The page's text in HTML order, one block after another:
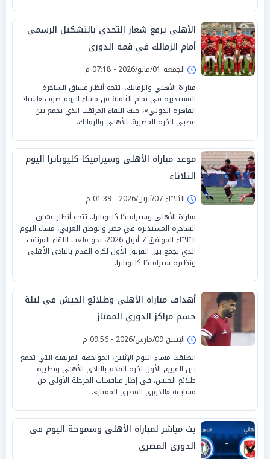
الأهلي يرفع شعار التحدي بالتشكيل الرسمي
أمام الزمالك في قمة الدوري
الجمعة 01/مايو/2026 - 07:18 م
مباراة الأهلي والزمالك.. تتجه أنظار عشاق الساحرة
المستديرة في تمام الثامنة من مساء اليوم صوب «استاد
القاهرة الدولي»، حيث اللقاء المرتقب الذي يجمع بين
قطبي الكرة المصرية، الأهلي والزمالك.
موعد مباراة الأهلي وسيراميكا كليوباترا اليوم
الثلاثاء
الثلاثاء 07/أبريل/2026 - 01:39 م
مباراة الأهلي وسيراميكا كليوباترا.. تتجه أنظار عشاق
الساحرة المستديرة في مصر والوطن العربي، مساء اليوم
الثلاثاء الموافق 7 أبريل 2026، نحو ملعب اللقاء المرتقب
الذي يجمع بين الفريق الأول لكرة القدم بالنادي الأهلي
ونظيره سيراميكا كليوباترا.
أهداف مباراة الأهلي وطلائع الجيش في ليلة
حسم مراكز الدوري الممتاز
الإثنين 09/مارس/2026 - 09:56 م
انطلقت مساء اليوم الإثنين، المواجهة المرتقبة التي تجمع
بين الفريق الأول لكرة القدم بالنادي الأهلي ونظيره
طلائع الجيش، في إطار منافسات المرحلة الأولى من
مسابقة «الدوري المصري الممتاز».
بث مباشر لمباراة الأهلي وسموحة اليوم في
الدوري المصري